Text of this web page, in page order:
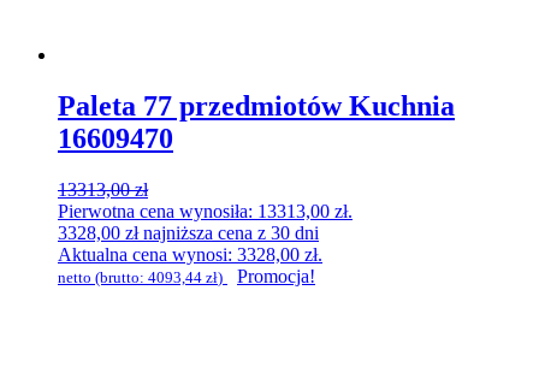
Paleta 77 przedmiotów Kuchnia
16609470
13313,00zł
Pierwotna cena wynosiła: 13313,00 zł.
3328,00 złnajniższa cena z 30 dni
Aktualna cena wynosi: 3328,00 zł.
netto (brutto: 4093,44 zł) Promocja!